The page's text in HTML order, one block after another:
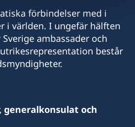
förbindelser med i
i världen. I ungefär hälften
ambassader och
består
generalkonsulat och